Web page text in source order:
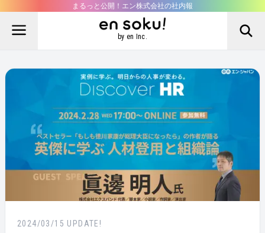
まるっと公開！エン株式会社の社内報
by en Inc.
2024/03/15 UPDATE!